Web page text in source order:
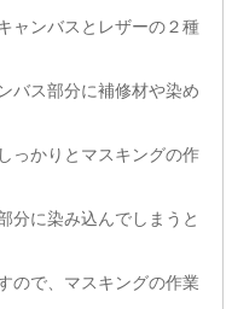
ャンバスとレザーの２種
バス部分に補修材や染め
っかりとマスキングの作
分に染み込んでしまうと
ので、マスキングの作業